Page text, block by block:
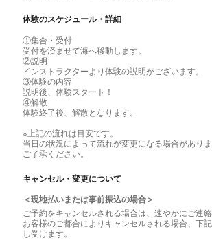
体験のスケジュール・詳細
①集合・受付
受付を済ませて海へ移動します。
②説明
インストラクターより体験の説明がございます。
③体験の内容
説明後、体験スタート！
④解散
体験終了後、解散となります。
※上記の流れは目安です。
当日の状況によって流れが変更になる場合があり
ご了承ください。
キャンセル・変更について
＜現地払いまたは事前振込の場合＞
ご予約をキャンセルされる場合は、速やかにご連絡
お客様のご都合によりキャンセルされる場合、下
し受けます。